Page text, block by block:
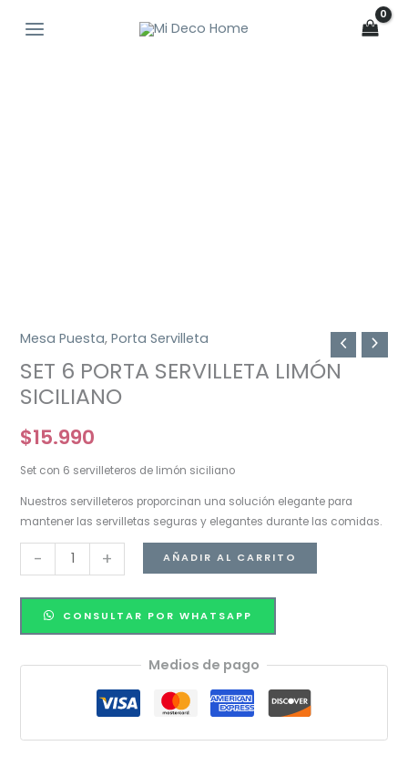
Mesa Puesta,Porta Servilleta
SET 6 PORTA SERVILLETA LIMÓN
SICILIANO
$15.990
Set con 6 servilleteros de limón siciliano
Nuestros servilleteros proporcinan una solución elegante para
mantener las servilletas seguras y elegantes durante las comidas.
- + AÑADIR AL CARRITO
CONSULTAR POR WHATSAPP
Medios de pago